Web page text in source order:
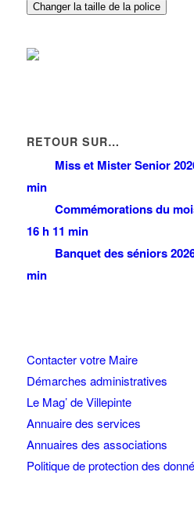
Changer la taille de la police
RETOUR SUR…
Miss et Mister Senior
min
Commémorations du
16 h 11 min
Banquet des séniors
min
Contacter votre Maire
Démarches administratives
Le Mag’ de Villepinte
Annuaire des services
Annuaires des associations
Politique de protection des